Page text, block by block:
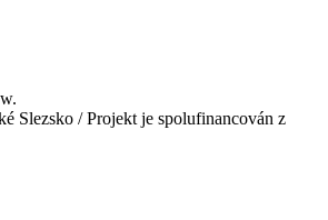
Slezsko / Projekt je spolufinancován z